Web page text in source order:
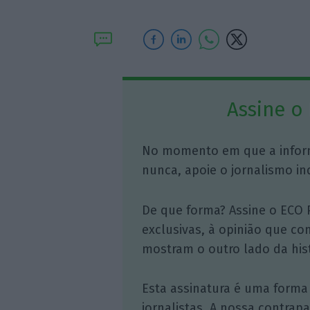
Assine o
No momento em que a
nunca, apoie o jornalismo
De que forma? Assine o
exclusivas, à opinião que
mostram o outro lado da
Esta assinatura é uma